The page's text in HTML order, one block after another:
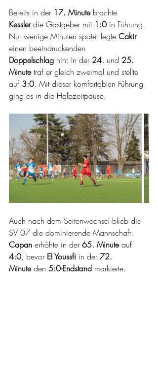
Bereits in der 17. Minute brachte
Kessler die Gastgeber mit 1:0 in Führung.
Nur wenige Minuten später legte Cakir
einen beeindruckenden
Doppelschlag hin: In der 24. und 25.
Minute traf er gleich zweimal und stellte
auf 3:0. Mit dieser komfortablen Führung
ging es in die Halbzeitpause.
Auch nach dem Seitenwechsel blieb die
SV 07 die dominierende Mannschaft.
Capan erhöhte in der 65. Minute auf
4:0, bevor El Youssfi in der 72.
Minute den 5:0-Endstand markierte.